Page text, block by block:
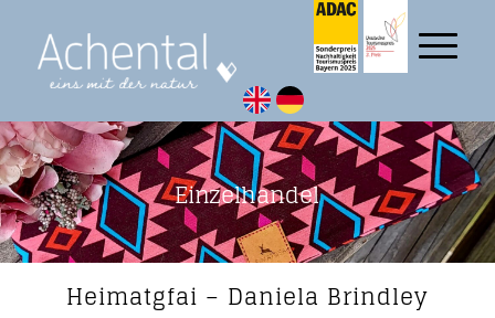
Einzelhandel
Heimatgfai – Daniela Brindley